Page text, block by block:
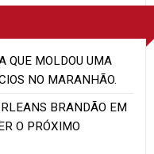
QUE MOLDOU UMA
NO MARANHÃO.
BRANDÃO EM
O PRÓXIMO